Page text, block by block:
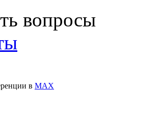
вопросы
в МАХ